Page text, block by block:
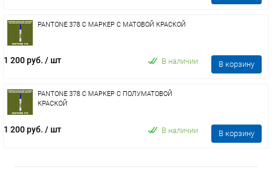
PANTONE 378 C МАРКЕР С МАТОВОЙ КРАСКОЙ
1 200 руб. / шт В наличии В корзину
PANTONE 378 C МАРКЕР С ПОЛУМАТОВОЙ
КРАСКОЙ
1 200 руб. / шт В наличии В корзину